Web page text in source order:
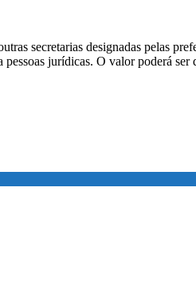
secretarias designadas pelas
jurídicas. O valor poderá ser